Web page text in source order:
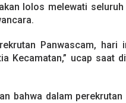
lolos melewati
Panwascam,
Kecamatan,” ucap saat
bahwa dalam